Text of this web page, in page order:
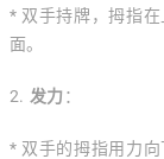
* 双手持牌，拇指
面。
2. 发力 ：
* 双手的拇指用力